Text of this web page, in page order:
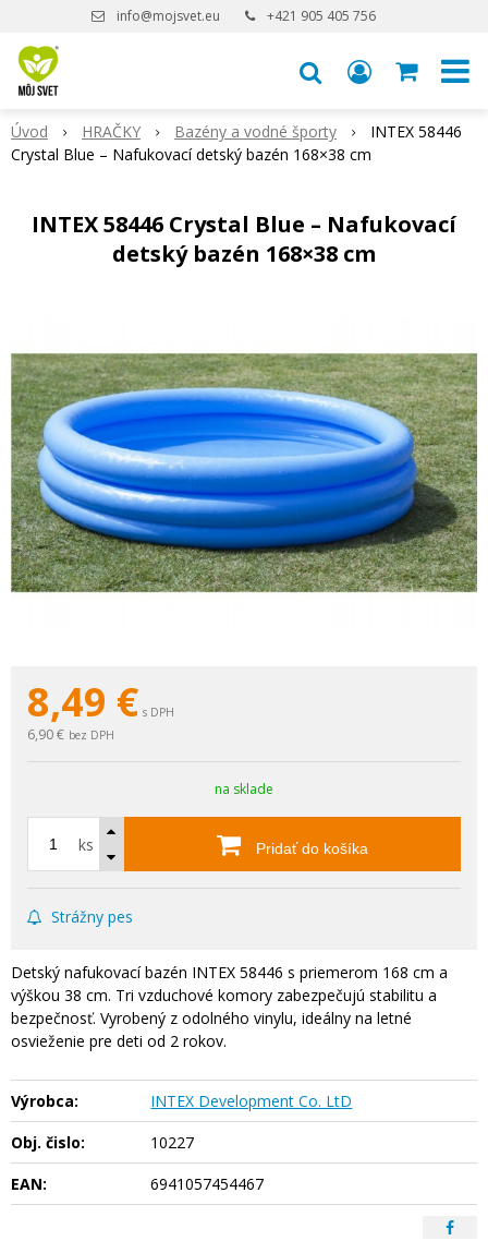
info@mojsvet.eu +421 905 405 756
Úvod HRAČKY Bazény a vodné športy
INTEX 58446
Crystal Blue – Nafukovací detský bazén 168×38 cm
INTEX 58446 Crystal Blue – Nafukovací
detský bazén 168×38 cm
8,49 € s DPH
6,90 € bez DPH
na sklade
ks Pridať do košíka
Strážny pes
Detský nafukovací bazén INTEX 58446 s priemerom 168 cm a
výškou 38 cm. Tri vzduchové komory zabezpečujú stabilitu a
bezpečnosť. Vyrobený z odolného vinylu, ideálny na letné
osvieženie pre deti od 2 rokov.
Výrobca:
INTEX Development Co. LtD
Obj. čislo:
10227
EAN:
6941057454467